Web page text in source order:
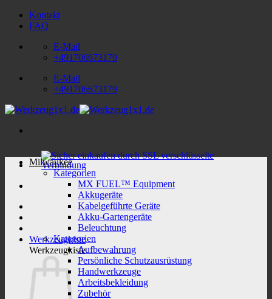
Zum
Inhalt
Kontakt
FAQ
E-Mail
+491706673179
E-Mail
+491706673179
Werkzeugkiste
Werkzeugkiste
Milwaukee
Kategorien
MX FUEL™ Equipment
Akkugeräte
Kabelgeführte Geräte
Akku-Gartengeräte
Beleuchtung
Kategorien
Aufbewahrung
Persönliche Schutzausrüstung
Handwerkzeuge
Arbeitsbekleidung
Zubehör